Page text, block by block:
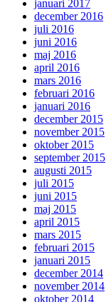
januari 2017
december 2016
juli 2016
juni 2016
maj 2016
april 2016
mars 2016
februari 2016
januari 2016
december 2015
november 2015
oktober 2015
september 2015
augusti 2015
juli 2015
juni 2015
maj 2015
april 2015
mars 2015
februari 2015
januari 2015
december 2014
november 2014
oktober 2014